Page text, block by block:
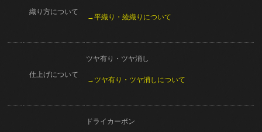
織り方について
→平織り・綾織りについて
仕上げについて
ツヤ有り・ツヤ消し
→ツヤ有り・ツヤ消しについて
ドライカーボン